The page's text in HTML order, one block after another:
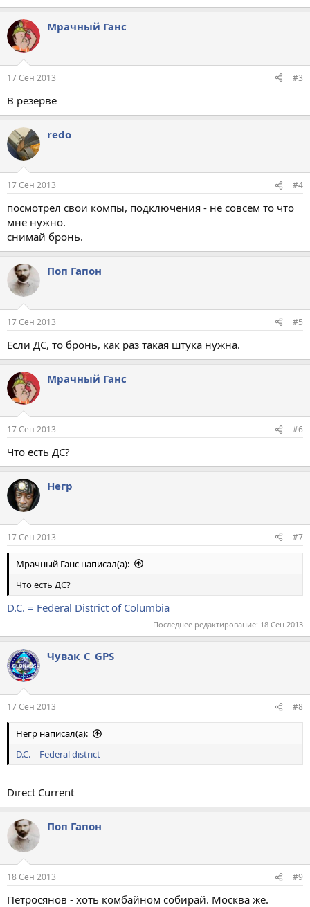
Мрачный Ганс
17 Сен 2013 #3
В резерве
redo
17 Сен 2013 #4
посмотрел свои компы, подключения - не совсем то что
мне нужно.
снимай бронь.
Поп Гапон
17 Сен 2013 #5
Если ДС, то бронь, как раз такая штука нужна.
Мрачный Ганс
17 Сен 2013 #6
Что есть ДС?
Негр
17 Сен 2013 #7
Мрачный Ганс написал(а):
Что есть ДС?
D.C. = Federal District of Columbia
Последнее редактирование: 18 Сен 2013
Чувак_С_GPS
17 Сен 2013 #8
Негр написал(а):
D.C. = Federal district
Direct Current
Поп Гапон
18 Сен 2013 #9
Петросянов - хоть комбайном собирай. Москва же.